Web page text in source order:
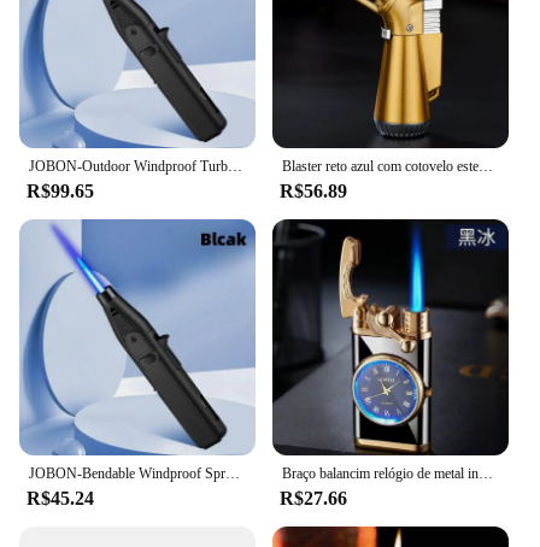
R$99.65
Blaster reto azul com cotovelo estendido, pequena pistola de pulverização, pistola de soldagem à prova de vento, acessórios para charuto, pequenas ferramentas masculinas, azul
R$56.89
R$45.24
Braço balancim relógio de metal incomum gás isqueiros jet butano tocha isqueiro à prova de vento cigarro charuto isqueiro gadgets para homem wlth caixa
R$27.66